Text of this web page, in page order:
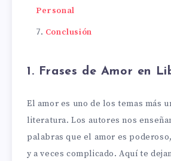
Personal
Conclusión
1. Frases de Amor en
El amor es uno de los temas más
literatura. Los autores nos
palabras que el amor es
y a veces complicado. Aquí te